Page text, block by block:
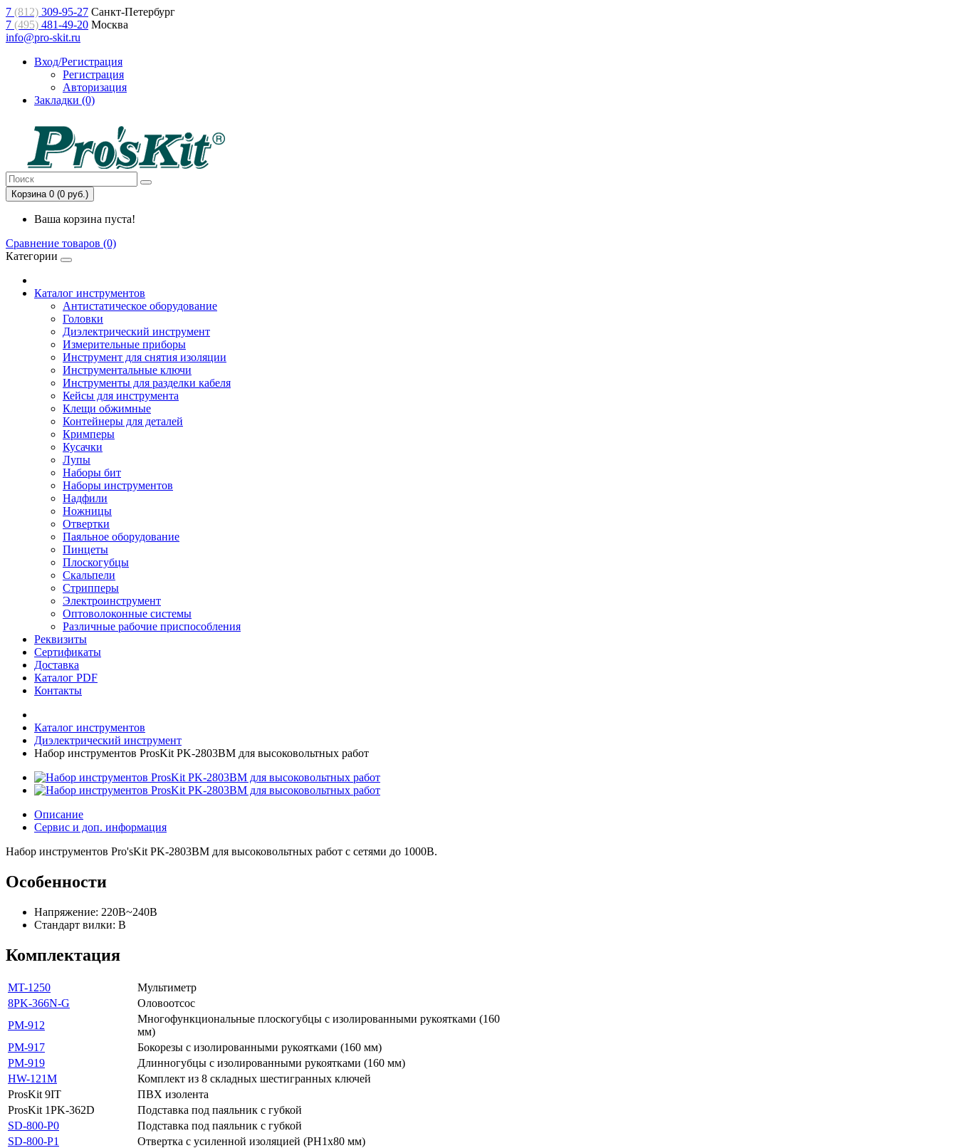
7 (812) 309-95-27 Санкт-Петербург
7 (495) 481-49-20 Москва
info@pro-skit.ru
Вход/Регистрация
Регистрация
Авторизация
Закладки (0)
Корзина 0 (0 руб.)
Ваша корзина пуста!
Сравнение товаров (0)
Категории
Каталог инструментов
Антистатическое оборудование
Головки
Диэлектрический инструмент
Измерительные приборы
Инструмент для снятия изоляции
Инструментальные ключи
Инструменты для разделки кабеля
Кейсы для инструмента
Клещи обжимные
Контейнеры для деталей
Кримперы
Кусачки
Лупы
Наборы бит
Наборы инструментов
Надфили
Ножницы
Отвертки
Паяльное оборудование
Пинцеты
Плоскогубцы
Скальпели
Стрипперы
Электроинструмент
Оптоволоконные системы
Различные рабочие приспособления
Реквизиты
Сертификаты
Доставка
Каталог PDF
Контакты
Каталог инструментов
Диэлектрический инструмент
Набор инструментов ProsKit PK-2803BM для высоковольтных работ
Описание
Сервис и доп. информация
Набор инструментов Pro'sKit PK-2803BM для высоковольтных работ с сетями до 1000В.
Особенности
Напряжение: 220В~240В
Стандарт вилки: B
Комплектация
MT-1250
Мультиметр
8PK-366N-G
Оловоотсос
PM-912
Многофункциональные плоскогубцы с изолированными рукоятками (160
мм)
PM-917
Бокорезы с изолированными рукоятками (160 мм)
PM-919
Длинногубцы с изолированными рукоятками (160 мм)
HW-121M
Комплект из 8 складных шестигранных ключей
ProsKit 9IT
ПВХ изолента
ProsKit 1PK-362D
Подставка под паяльник с губкой
SD-800-P0
Подставка под паяльник с губкой
SD-800-P1
Отвертка с усиленной изоляцией (PH1x80 мм)